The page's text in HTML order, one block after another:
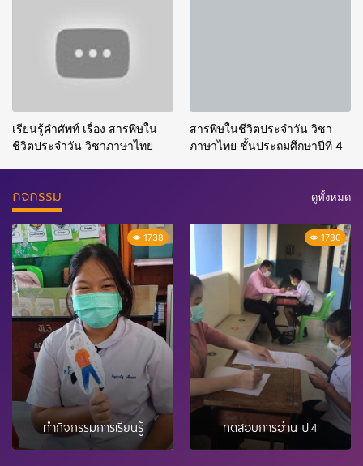
เรียนรู้คำศัพท์ เรื่อง สารพิษใน
ชีวิตประจำวัน วิชาภาษาไทย
สารพิษในชีวิตประจำวัน วิชา
ภาษาไทย ชั้นประถมศึกษาปีที่ 4
กิจกรรม ดูทั้งหมด
1738
ทำกิจกรรมการเรียนรู้
1780
ทดสอบการอ่าน ป.4